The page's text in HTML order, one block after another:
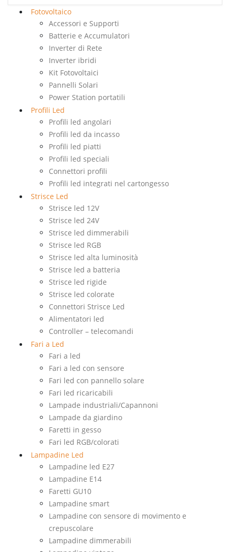
Fotovoltaico
Accessori e Supporti
Batterie e Accumulatori
Inverter di Rete
Inverter ibridi
Kit Fotovoltaici
Pannelli Solari
Power Station portatili
Profili Led
Profili led angolari
Profili led da incasso
Profili led piatti
Profili led speciali
Connettori profili
Profili led integrati nel cartongesso
Strisce Led
Strisce led 12V
Strisce led 24V
Strisce led dimmerabili
Strisce led RGB
Strisce led alta luminosità
Strisce led a batteria
Strisce led rigide
Strisce led colorate
Connettori Strisce Led
Alimentatori led
Controller – telecomandi
Fari a Led
Fari a led
Fari a led con sensore
Fari led con pannello solare
Fari led ricaricabili
Lampade industriali/Capannoni
Lampade da giardino
Faretti in gesso
Fari led RGB/colorati
Lampadine Led
Lampadine led E27
Lampadine E14
Faretti GU10
Lampadine smart
Lampadine con sensore di movimento e
crepuscolare
Lampadine dimmerabili